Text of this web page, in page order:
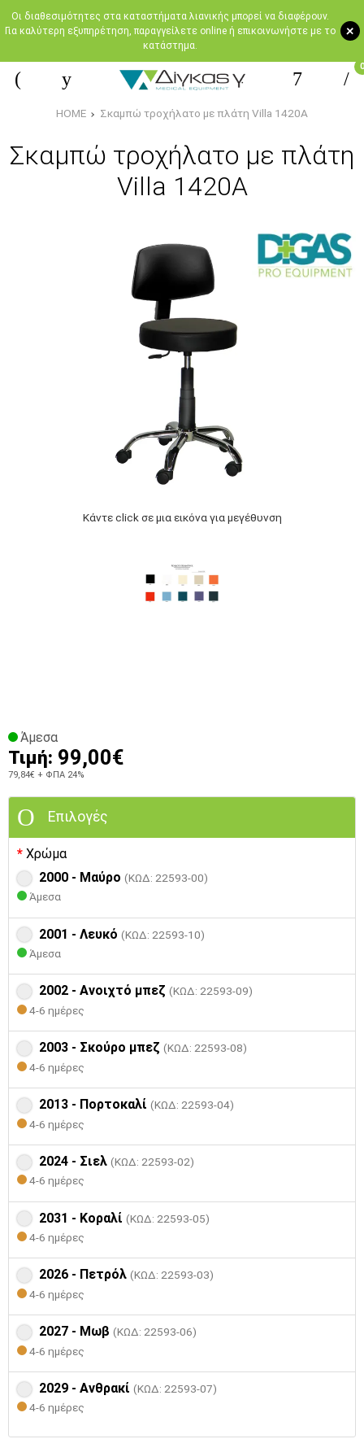
+
Oι διαθεσιμότητες στα καταστήματα λιανικής μπορεί να διαφέρουν.
Για καλύτερη εξυπηρέτηση, παραγγείλετε online ή επικοινωνήστε με το
κατάστημα.
0
HOME Σκαμπώ τροχήλατο με πλάτη Villa 1420A
Σκαμπώ τροχήλατο με πλάτη
Villa 1420A
Κάντε click σε μια εικόνα για μεγέθυνση
Άμεσα
Τιμή: 99,00€
79,84€ + ΦΠΑ 24%
Επιλογές
Χρώμα
2000 - Μαύρο (ΚΩΔ: 22593-00)
Άμεσα
2001 - Λευκό (ΚΩΔ: 22593-10)
Άμεσα
2002 - Ανοιχτό μπεζ (ΚΩΔ: 22593-09)
4-6 ημέρες
2003 - Σκούρο μπεζ (ΚΩΔ: 22593-08)
4-6 ημέρες
2013 - Πορτοκαλί (ΚΩΔ: 22593-04)
4-6 ημέρες
2024 - Σιελ (ΚΩΔ: 22593-02)
4-6 ημέρες
2031 - Κοραλί (ΚΩΔ: 22593-05)
4-6 ημέρες
2026 - Πετρόλ (ΚΩΔ: 22593-03)
4-6 ημέρες
2027 - Μωβ (ΚΩΔ: 22593-06)
4-6 ημέρες
2029 - Ανθρακί (ΚΩΔ: 22593-07)
4-6 ημέρες